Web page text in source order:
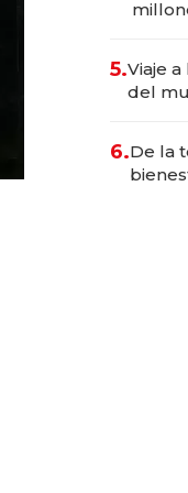
5.Viaje
del
6.De la